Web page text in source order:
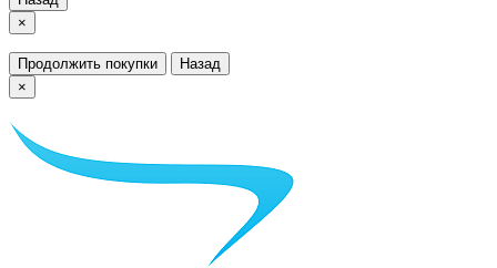
×
Продолжить покупки
Назад
×